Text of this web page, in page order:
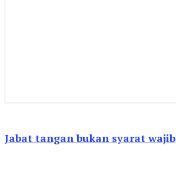
Jabat tangan bukan syarat wajib